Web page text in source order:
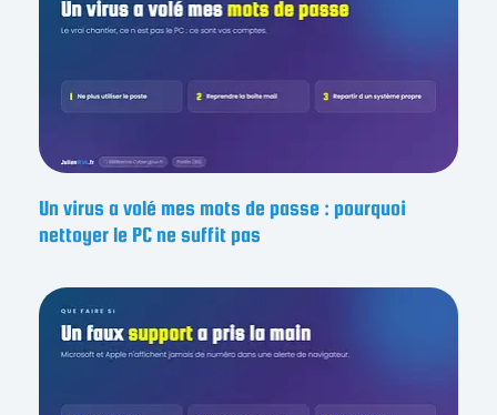
Un virus a volé mes mots de passe : pourquoi
nettoyer le PC ne suffit pas